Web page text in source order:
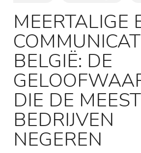
MEERTALIGE
BELGIË: DE
DIE DE
BEDRIJVEN
NEGEREN